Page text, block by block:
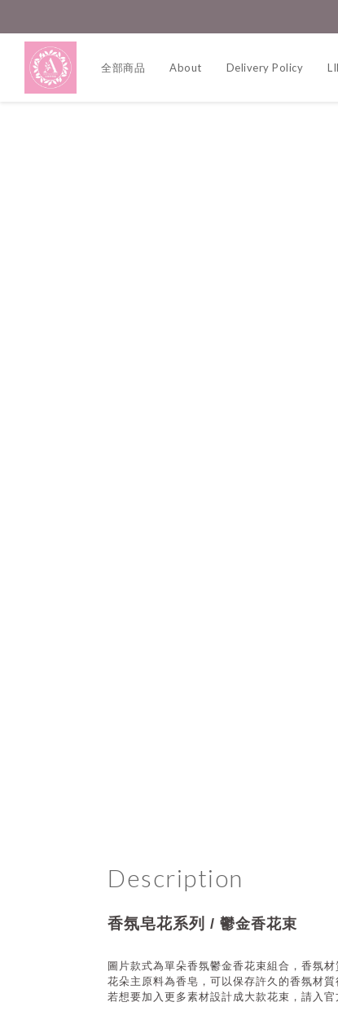
全部商品 About Delivery Policy
Description
香氛皂花系列 / 鬱金香花束
圖片款式為單朵香氛鬱金香花束組合，香氛
花朵主原料為香皂， 可以保存許久的香氛材
若想要加入更多素材設計成大款花束 ，請入官